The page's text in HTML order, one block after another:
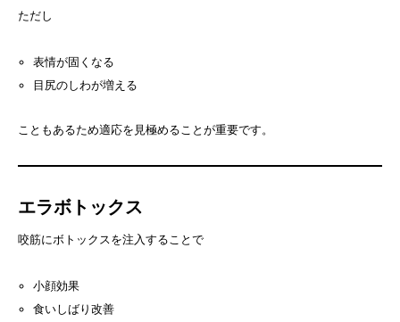
ただし
表情が固くなる
目尻のしわが増える
こともあるため適応を見極めることが重要です。
エラボトックス
咬筋にボトックスを注入することで
小顔効果
食いしばり改善